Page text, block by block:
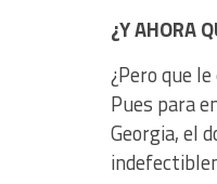
¿Y AHORA
¿Pero que
Pues para
Georgia, el